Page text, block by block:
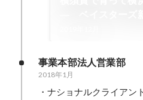
事業本部法人営業部
2018年1月
・ナショナルクライアン